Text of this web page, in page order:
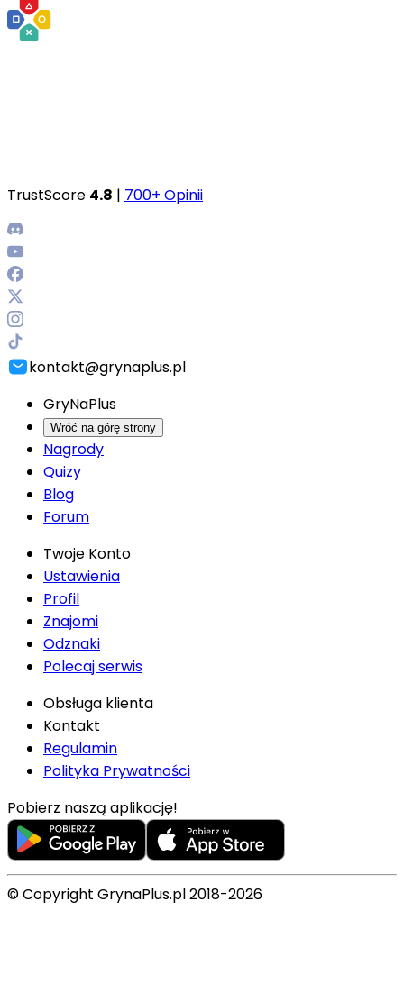
TrustScore 4.8 | 700+ Opinii
kontakt@grynaplus.pl
GryNaPlus
Wróć na górę strony
Nagrody
Quizy
Blog
Forum
Twoje Konto
Ustawienia
Profil
Znajomi
Odznaki
Polecaj serwis
Obsługa klienta
Kontakt
Regulamin
Polityka Prywatności
Pobierz naszą aplikację!
© Copyright GrynaPlus.pl 2018-2026